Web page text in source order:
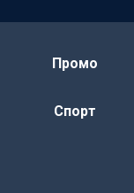
Промо
Спорт